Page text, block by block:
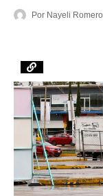
Por Nayeli Romero